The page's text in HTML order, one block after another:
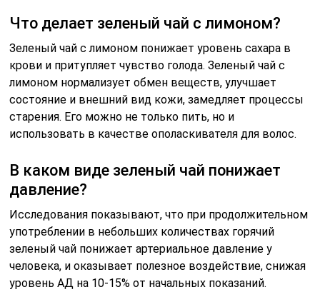
Что делает зеленый чай с лимоном?
Зеленый чай с лимоном понижает уровень сахара в
крови и притупляет чувство голода. Зеленый чай с
лимоном нормализует обмен веществ, улучшает
состояние и внешний вид кожи, замедляет процессы
старения. Его можно не только пить, но и
использовать в качестве ополаскивателя для волос.
В каком виде зеленый чай понижает
давление?
Исследования показывают, что при продолжительном
употреблении в небольших количествах горячий
зеленый чай понижает артериальное давление у
человека, и оказывает полезное воздействие, снижая
уровень АД на 10-15% от начальных показаний.